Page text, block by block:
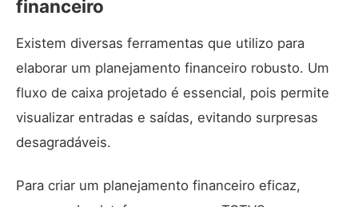
financeiro
Existem diversas ferramentas que utilizo para
elaborar um planejamento financeiro robusto. Um
fluxo de caixa projetado é essencial, pois permite
visualizar entradas e saídas, evitando surpresas
desagradáveis.
Para criar um planejamento financeiro eficaz,